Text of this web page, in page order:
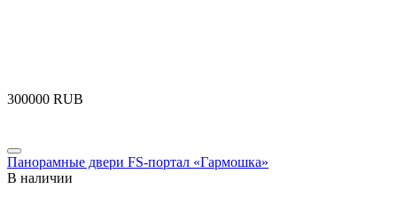
‍300000‍ RUB
Панорамные двери FS-портал «Гармошка»
В наличии